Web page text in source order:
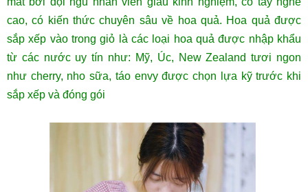
cao, có kiến thức chuyên sâu về hoa quả. Hoa quả được
sắp xếp vào trong giỏ là các loại hoa quả được nhập khẩu
từ các nước uy tín như: Mỹ, Úc, New Zealand tươi ngon
như cherry, nho sữa, táo envy được chọn lựa kỹ trước khi
sắp xếp và đóng gói